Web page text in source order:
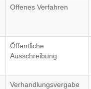
Offenes Verfahren
Öffentliche
Ausschreibung
Verhandlungsvergabe